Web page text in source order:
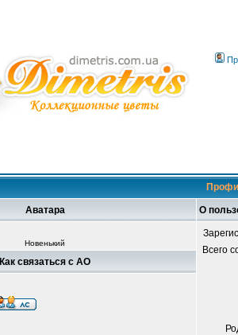
Аватара О
Новенький
Всего
Как связаться с AO